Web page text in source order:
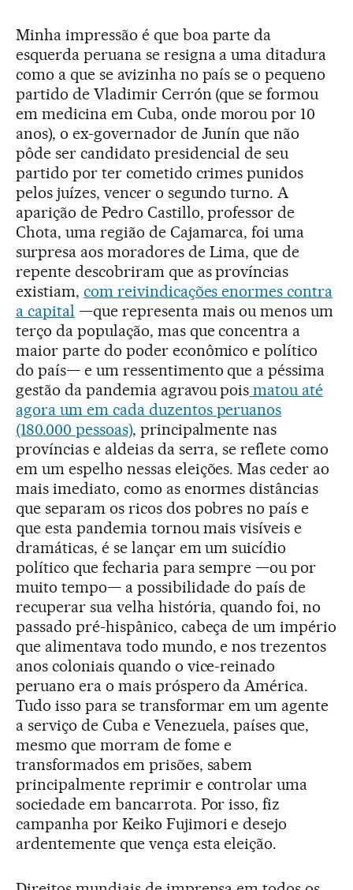
Minha impressão é que boa parte da
esquerda peruana se resigna a uma ditadura
como a que se avizinha no país se o pequeno
partido de Vladimir Cerrón (que se formou
em medicina em Cuba, onde morou por 10
anos), o ex-governador de Junín que não
pôde ser candidato presidencial de seu
partido por ter cometido crimes punidos
pelos juízes, vencer o segundo turno. A
aparição de Pedro Castillo, professor de
Chota, uma região de Cajamarca, foi uma
surpresa aos moradores de Lima, que de
repente descobriram que as províncias
existiam, com reivindicações enormes contra
a capital —que representa mais ou menos um
terço da população, mas que concentra a
maior parte do poder econômico e político
do país— e um ressentimento que a péssima
gestão da pandemia agravou pois matou até
agora um em cada duzentos peruanos
(180.000 pessoas), principalmente nas
províncias e aldeias da serra, se reflete como
em um espelho nessas eleições. Mas ceder ao
mais imediato, como as enormes distâncias
que separam os ricos dos pobres no país e
que esta pandemia tornou mais visíveis e
dramáticas, é se lançar em um suicídio
político que fecharia para sempre —ou por
muito tempo— a possibilidade do país de
recuperar sua velha história, quando foi, no
passado pré-hispânico, cabeça de um império
que alimentava todo mundo, e nos trezentos
anos coloniais quando o vice-reinado
peruano era o mais próspero da América.
Tudo isso para se transformar em um agente
a serviço de Cuba e Venezuela, países que,
mesmo que morram de fome e
transformados em prisões, sabem
principalmente reprimir e controlar uma
sociedade em bancarrota. Por isso, fiz
campanha por Keiko Fujimori e desejo
ardentemente que vença esta eleição.